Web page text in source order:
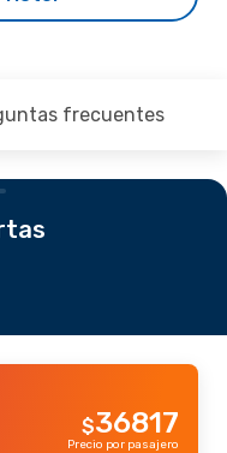
frecuentes
36817
$
Precio por pasajero